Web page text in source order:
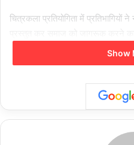
चित्रकला प्रतियोगिता में
प्रतियोगिता में छात्रों ने हिंदी भाषा
तर्क रखते हुए विकसित भारत 2047 के
विद्यार्थियों की सक्रिय और ऊर्जावान
रही। हिंदी पखवाड़े के अंतर्गत यह आयोजन
राष्ट्रीय चेतना और संवाद कौशल को
Show